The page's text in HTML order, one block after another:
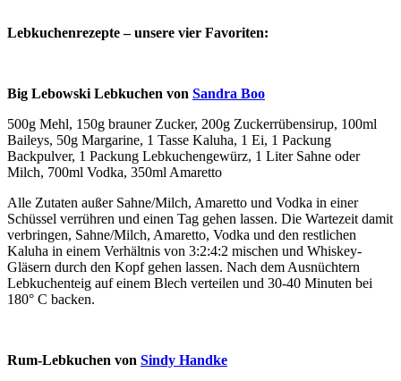
Lebkuchenrezepte – unsere vier Favoriten:
Big Lebowski Lebkuchen von Sandra Boo
500g Mehl, 150g brauner Zucker, 200g Zuckerrübensirup, 100ml
Baileys, 50g Margarine, 1 Tasse Kaluha, 1 Ei, 1 Packung
Backpulver, 1 Packung Lebkuchengewürz, 1 Liter Sahne oder
Milch, 700ml Vodka, 350ml Amaretto
Alle Zutaten außer Sahne/Milch, Amaretto und Vodka in einer
Schüssel verrühren und einen Tag gehen lassen. Die Wartezeit damit
verbringen, Sahne/Milch, Amaretto, Vodka und den restlichen
Kaluha in einem Verhältnis von 3:2:4:2 mischen und Whiskey-
Gläsern durch den Kopf gehen lassen. Nach dem Ausnüchtern
Lebkuchenteig auf einem Blech verteilen und 30-40 Minuten bei
180° C backen.
Rum-Lebkuchen von Sindy Handke